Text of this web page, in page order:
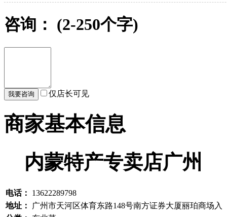
咨询： (2-250个字)
仅店长可见
商家基本信息
内蒙特产专卖店广州
电话：
13622289798
地址：
广州市天河区体育东路148号南方证券大厦丽珀商场入